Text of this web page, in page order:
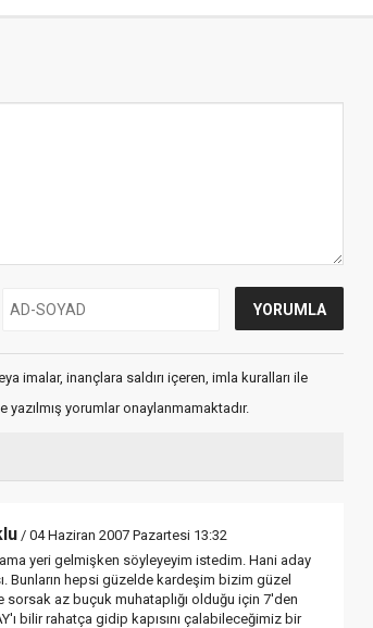
imalar, inançlara saldırı içeren, imla kuralları ile
yorumlar onaylanmamaktadır.
/ 04 Haziran 2007 Pazartesi 13:32
yeri gelmişken söyleyeyim istedim. Hani aday
Bunların hepsi güzelde kardeşim bizim güzel
az buçuk muhataplığı olduğu için 7'den
bilir rahatça gidip kapısını çalabileceğimiz bir